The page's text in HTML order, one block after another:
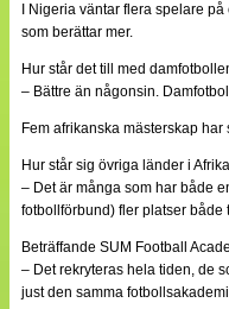
Bloggar
Lagen
Webb-TV
Cuper
Medlemsbilder
Till klubbkassan
Split vision
Om oss
Statistik
Tipsa
Kontakt
I Nigeria väntar flera spelare
som berättar mer.
Hur står det till med
– Bättre än någonsin.
Fem afrikanska mästerskap
Hur står sig övriga länder i
– Det är många som har både
fotbollförbund) fler platser både
Beträffande SUM Football
– Det rekryteras hela tiden, de
just den samma